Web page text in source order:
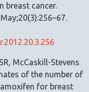
breast cancer.
McCaskill-Stevens
of the number of
for breast